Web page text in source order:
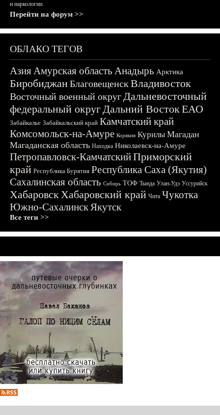
и наркологии.
Перейти на форум >>
ОБЛАКО ТЕГОВ
АзияАмурская область Анадырь Арктика
БиробиджанБлаговещенскВладивосток
Восточный военный округДальневосточный
федеральный округДальний ВостокЕАО
Забайкалье Забайкальский край Камчатский край
Комсомольск-на-Амуре Корякия Курилы Магадан
Магаданская область Находка Николаевск-на-Амуре
Петропавловск-КамчатскийПриморский
край Республика Бурятия Республика Саха (Якутия)
Сахалинская область Сибирь ТОФ Тында Улан-Удэ Уссурийск
ХабаровскХабаровский край Чита Чукотка
Южно-СахалинскЯкутск
Все теги >>